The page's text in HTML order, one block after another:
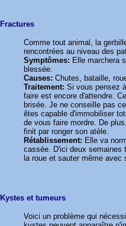
Fractures
Comme tout animal, la
rencontrées au niveau des
Symptômes: Elle marchera
blessée.
Causes: Chutes, bataille,
Traitement: Si vous pensez
faire est encore d'attendre.
brisée. Je ne conseille pas
êtes capable d'immobiliser
de vous faire mordre. De
finit par ronger son atèle.
Rétablissement: Elle va
cassée. D'ici deux semaines
la roue et sauter même avec
Kystes et tumeurs
Voici un problème qui